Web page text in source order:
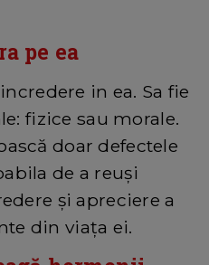
pe ea
in ea. Sa fie
fizice sau morale.
doar defectele
de a reuşi
şi apreciere a
din viaţa ei.